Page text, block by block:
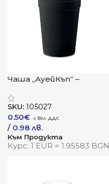
Чаша „АуейКъп“ –
модерен дух
SKU: 105027
0.50€
/ 0.98 лв.
Към Продукта
Курс: 1 EUR = 1.95583 BGN